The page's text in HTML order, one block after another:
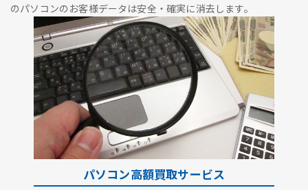
のパソコンのお客様データは安全・確実に消去します。
パソコン高額買取サービス